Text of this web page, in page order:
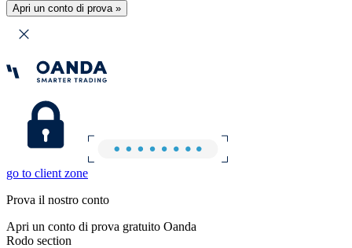
Apri un conto di prova »
go to client zone
Prova il nostro conto
Apri un conto di prova gratuito Oanda
Rodo section